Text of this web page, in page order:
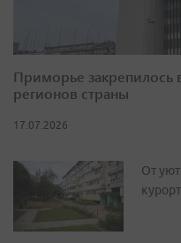
Приморье закрепилось
регионов страны
17.07.2026
От